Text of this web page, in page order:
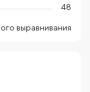
48
выравнивания